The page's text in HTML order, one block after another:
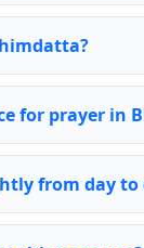
for prayer in
from day to